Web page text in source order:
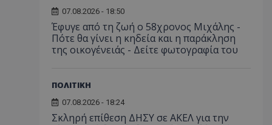
07.08.2026 - 18:50
Έφυγε από τη ζωή ο 58χρονος Μιχάλης -
Πότε θα γίνει η κηδεία και η παράκληση
της οικογένειάς - Δείτε φωτογραφία του
ΠΟΛΙΤΙΚΗ
07.08.2026 - 18:24
Σκληρή επίθεση ΔΗΣΥ σε ΑΚΕΛ για την